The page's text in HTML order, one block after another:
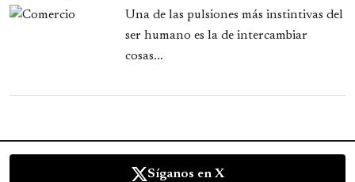
Una de las pulsiones más instintivas del
ser humano es la de intercambiar
cosas...
Síganos en X